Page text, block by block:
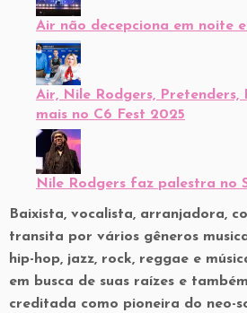
Air não decepciona em noite
Air, Nile Rodgers,
mais no C6 Fest 2025
Nile Rodgers faz palestra no
Baixista, vocalista, arranjadora,
transita por vários gêneros
hip-hop, jazz, rock, reggae e
em busca de suas raízes e
creditada como pioneira do neo-